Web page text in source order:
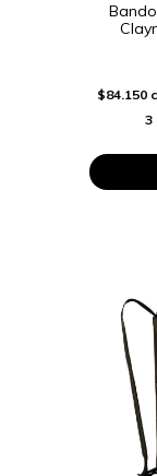
$84.150
3